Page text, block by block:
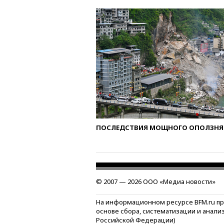
ПОСЛЕДСТВИЯ МОЩНОГО ОПОЛЗНЯ
© 2007 — 2026 ООО «Медиа новости»
На информационном ресурсе BFM.ru
основе сбора, систематизации и
Российской Федерации)